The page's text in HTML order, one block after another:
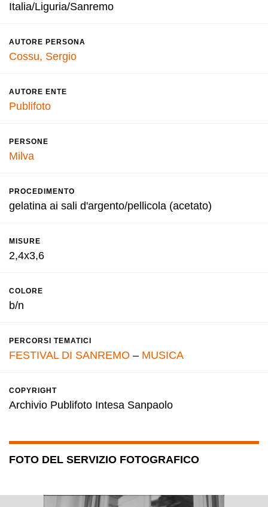
Italia/Liguria/Sanremo
AUTORE PERSONA
Cossu, Sergio
AUTORE ENTE
Publifoto
PERSONE
Milva
PROCEDIMENTO
gelatina ai sali d'argento/pellicola (acetato)
MISURE
2,4x3,6
COLORE
b/n
PERCORSI TEMATICI
FESTIVAL DI SANREMO – MUSICA
COPYRIGHT
Archivio Publifoto Intesa Sanpaolo
FOTO DEL SERVIZIO FOTOGRAFICO